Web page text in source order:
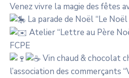
Venez vivre la magie des fêtes
La parade de Noël “Le
Atelier “Lettre au Père
FCPE
Vin chaud & chocolat
l’association des commerçants